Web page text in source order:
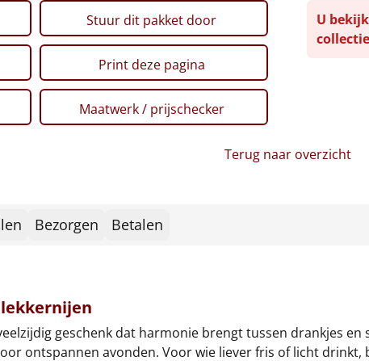
Stuur dit pakket door
Print deze pagina
Maatwerk / prijschecker
U
Terug naar overzicht
Bezorgen Betalen
geschenk dat harmonie brengt tussen drankjes
ontspannen avonden. Voor wie liever fris of licht